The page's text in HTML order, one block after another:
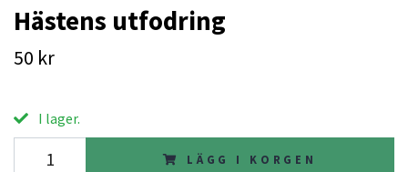
Hästens utfodring
50 kr
I lager.
LÄGG I KORGEN